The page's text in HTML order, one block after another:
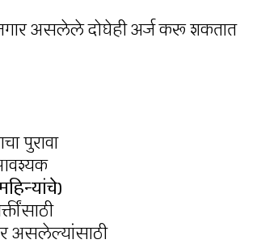
असलेले दोघेही अर्ज करू शकतात
पुरावा
असलेल्यांसाठी